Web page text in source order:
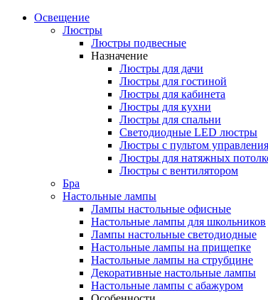
Освещение
Люстры
Люстры подвесные
Назначение
Люстры для дачи
Люстры для гостиной
Люстры для кабинета
Люстры для кухни
Люстры для спальни
Светодиодные LED люстры
Люстры с пультом управления
Люстры для натяжных
Люстры с вентилятором
Бра
Настольные лампы
Лампы настольные офисные
Настольные лампы для школьников
Лампы настольные светодиодные
Настольные лампы на прищепке
Настольные лампы на струбцине
Декоративные настольные лампы
Настольные лампы с абажуром